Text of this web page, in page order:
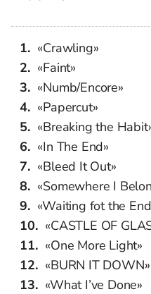
«Crawling»
«Faint»
«Numb/Encore»
«Papercut»
«Breaking the
«In The End»
«Bleed It Out»
«Somewhere I
«Waiting fot the
«CASTLE OF
«One More Light»
«BURN IT DOWN»
«What I’ve Done»